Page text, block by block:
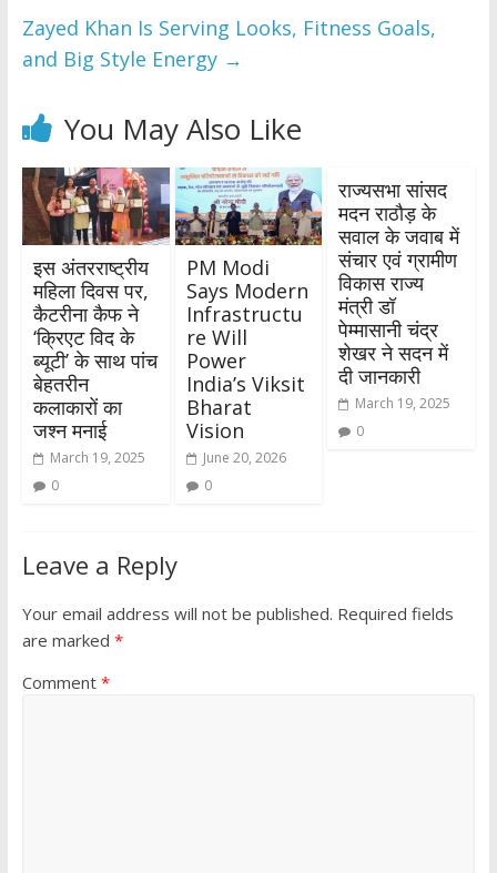
Zayed Khan Is Serving Looks, Fitness Goals,
and Big Style Energy →
You May Also Like
इस अंतरराष्ट्रीय
महिला दिवस पर,
कैटरीना कैफ ने
‘क्रिएट विद के
ब्यूटी’ के साथ पांच
बेहतरीन
कलाकारों का
जश्न मनाई
March 19, 2025
0
PM Modi
Says Modern
Infrastructu
re Will
Power
India’s Viksit
Bharat
Vision
June 20, 2026
0
राज्यसभा सांसद
मदन राठौड़ के
सवाल के जवाब में
संचार एवं ग्रामीण
विकास राज्य
मंत्री डॉ
पेम्मासानी चंद्र
शेखर ने सदन में
दी जानकारी
March 19, 2025
0
Leave a Reply
Your email address will not be published. Required fields
are marked *
Comment *